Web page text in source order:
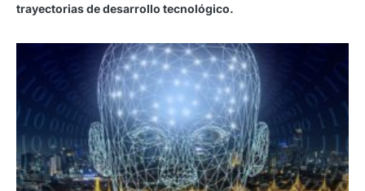
trayectorias de desarrollo tecnológico.